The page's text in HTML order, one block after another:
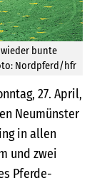
bunte
Nordpferd/hfr
27. April,
Neumünster
in allen
und zwei
Pferde-